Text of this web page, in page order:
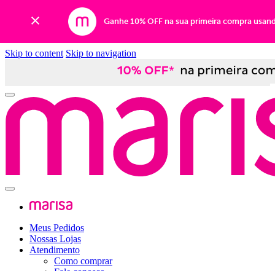
Ganhe 10% OFF na sua primeira compra
Skip to content Skip to navigation
Meus Pedidos
Nossas Lojas
Atendimento
Como comprar